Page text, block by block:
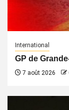
International
GP de
7 août 2026